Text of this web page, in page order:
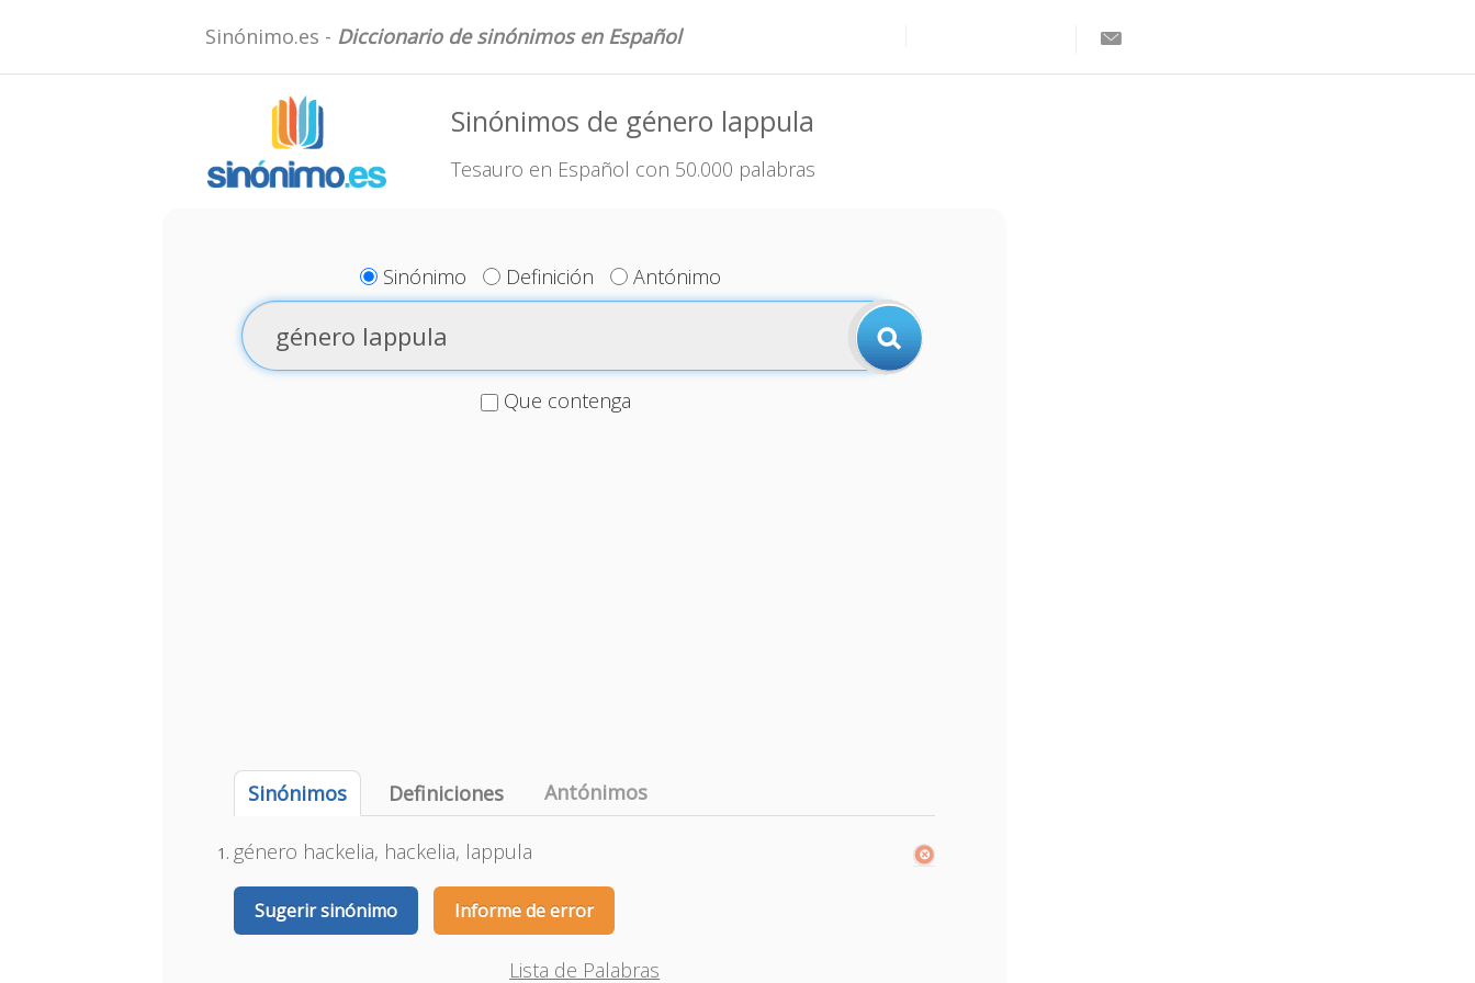
Sinónimo.es - Diccionario de sinónimos en Español
Sinónimos de género lappula
Tesauro en Español con 50.000 palabras
Sinónimo Definición Antónimo
Que contenga
Sinónimos Definiciones Antónimos
género hackelia, hackelia, lappula
Sugerir sinónimo Informe de error
Lista de Palabras